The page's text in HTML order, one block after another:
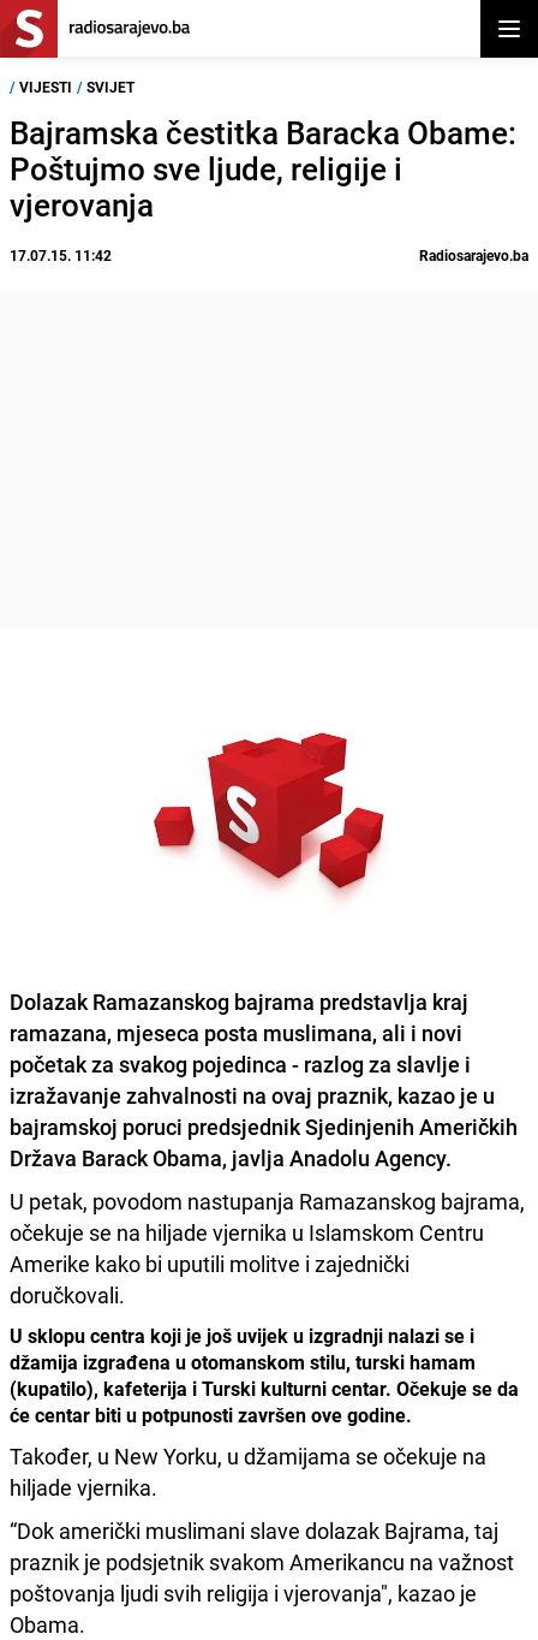
/ VIJESTI / SVIJET
Bajramska čestitka Baracka Obame:
Poštujmo sve ljude, religije i
vjerovanja
17.07.15. 11:42 Radiosarajevo.ba
Dolazak Ramazanskog bajrama predstavlja kraj
ramazana, mjeseca posta muslimana, ali i novi
početak za svakog pojedinca - razlog za slavlje i
izražavanje zahvalnosti na ovaj praznik, kazao je u
bajramskoj poruci predsjednik Sjedinjenih Američkih
Država Barack Obama, javlja Anadolu Agency.
U petak, povodom nastupanja Ramazanskog bajrama,
očekuje se na hiljade vjernika u Islamskom Centru
Amerike kako bi uputili molitve i zajednički
doručkovali.
U sklopu centra koji je još uvijek u izgradnji nalazi se i
džamija izgrađena u otomanskom stilu, turski hamam
(kupatilo), kafeterija i Turski kulturni centar. Očekuje se da
će centar biti u potpunosti završen ove godine.
Također, u New Yorku, u džamijama se očekuje na
hiljade vjernika.
“Dok američki muslimani slave dolazak Bajrama, taj
praznik je podsjetnik svakom Amerikancu na važnost
poštovanja ljudi svih religija i vjerovanja", kazao je
Obama.